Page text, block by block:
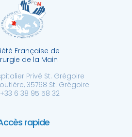
Française de
de la Main
Privé St. Grégoire
35768 St. Grégoire
6 38 95 58 32
rapide